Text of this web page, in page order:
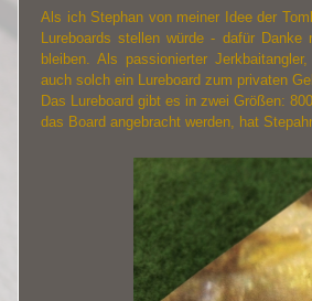
Als ich Stephan von meiner Idee der
Lureboards stellen würde - dafür
bleiben. Als passionierter
auch solch ein Lureboard zum privaten
Das Lureboard gibt es in zwei Größen:
das Board angebracht werden, hat